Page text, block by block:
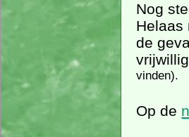
Nog
Helaas
de
vinden).
Op de